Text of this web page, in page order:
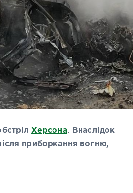
Херсона. Внаслідок
приборкання вогню,